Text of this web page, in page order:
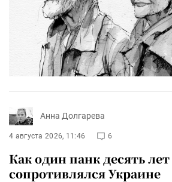
Анна Долгарева
4 августа 2026, 11:46 6
Как один панк десять лет
сопротивлялся Украине